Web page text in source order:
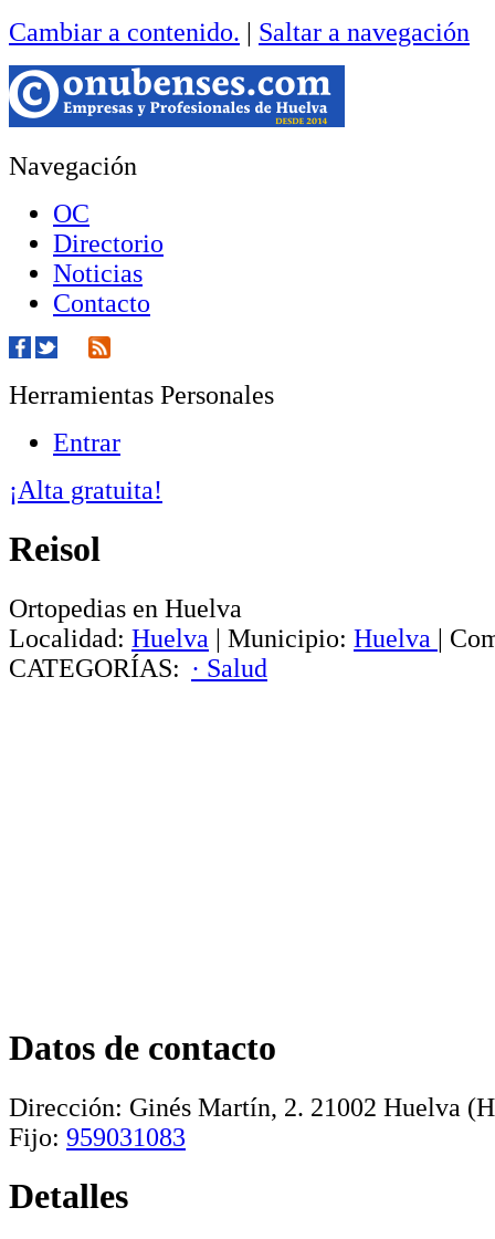
Cambiar a contenido. | Saltar a navegación
Navegación
OC
Directorio
Noticias
Contacto
Herramientas Personales
Entrar
¡Alta gratuita!
Reisol
Ortopedias en Huelva
Localidad: Huelva | Municipio: Huelva |
CATEGORÍAS: · Salud
Datos de contacto
Dirección: Ginés Martín, 2. 21002 Huelva
Fijo: 959031083
Detalles